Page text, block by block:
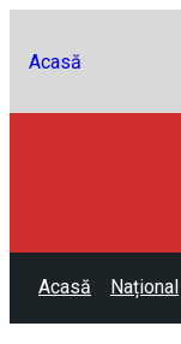
Acasă
Acasă Național